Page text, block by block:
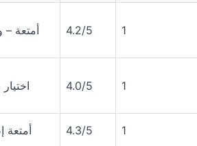
1
4.2/5 أمتعة –
1
4.0/5
1
4.3/5 أمتعة